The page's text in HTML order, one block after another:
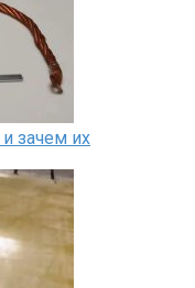
зачем их